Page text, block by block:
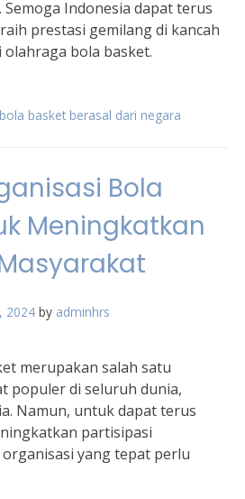
Semoga Indonesia dapat terus
prestasi gemilang di kancah
bola basket.
bola basket berasal dari negara
Bola
Meningkatkan
2024 by adminhrs
merupakan salah satu
populer di seluruh dunia,
Namun, untuk dapat terus
partisipasi
yang tepat perlu